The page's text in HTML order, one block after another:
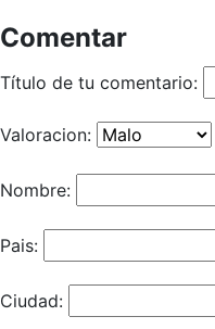
Comentar
Título de tu comentario:
Valoracion:
Nombre:
Pais:
Ciudad: